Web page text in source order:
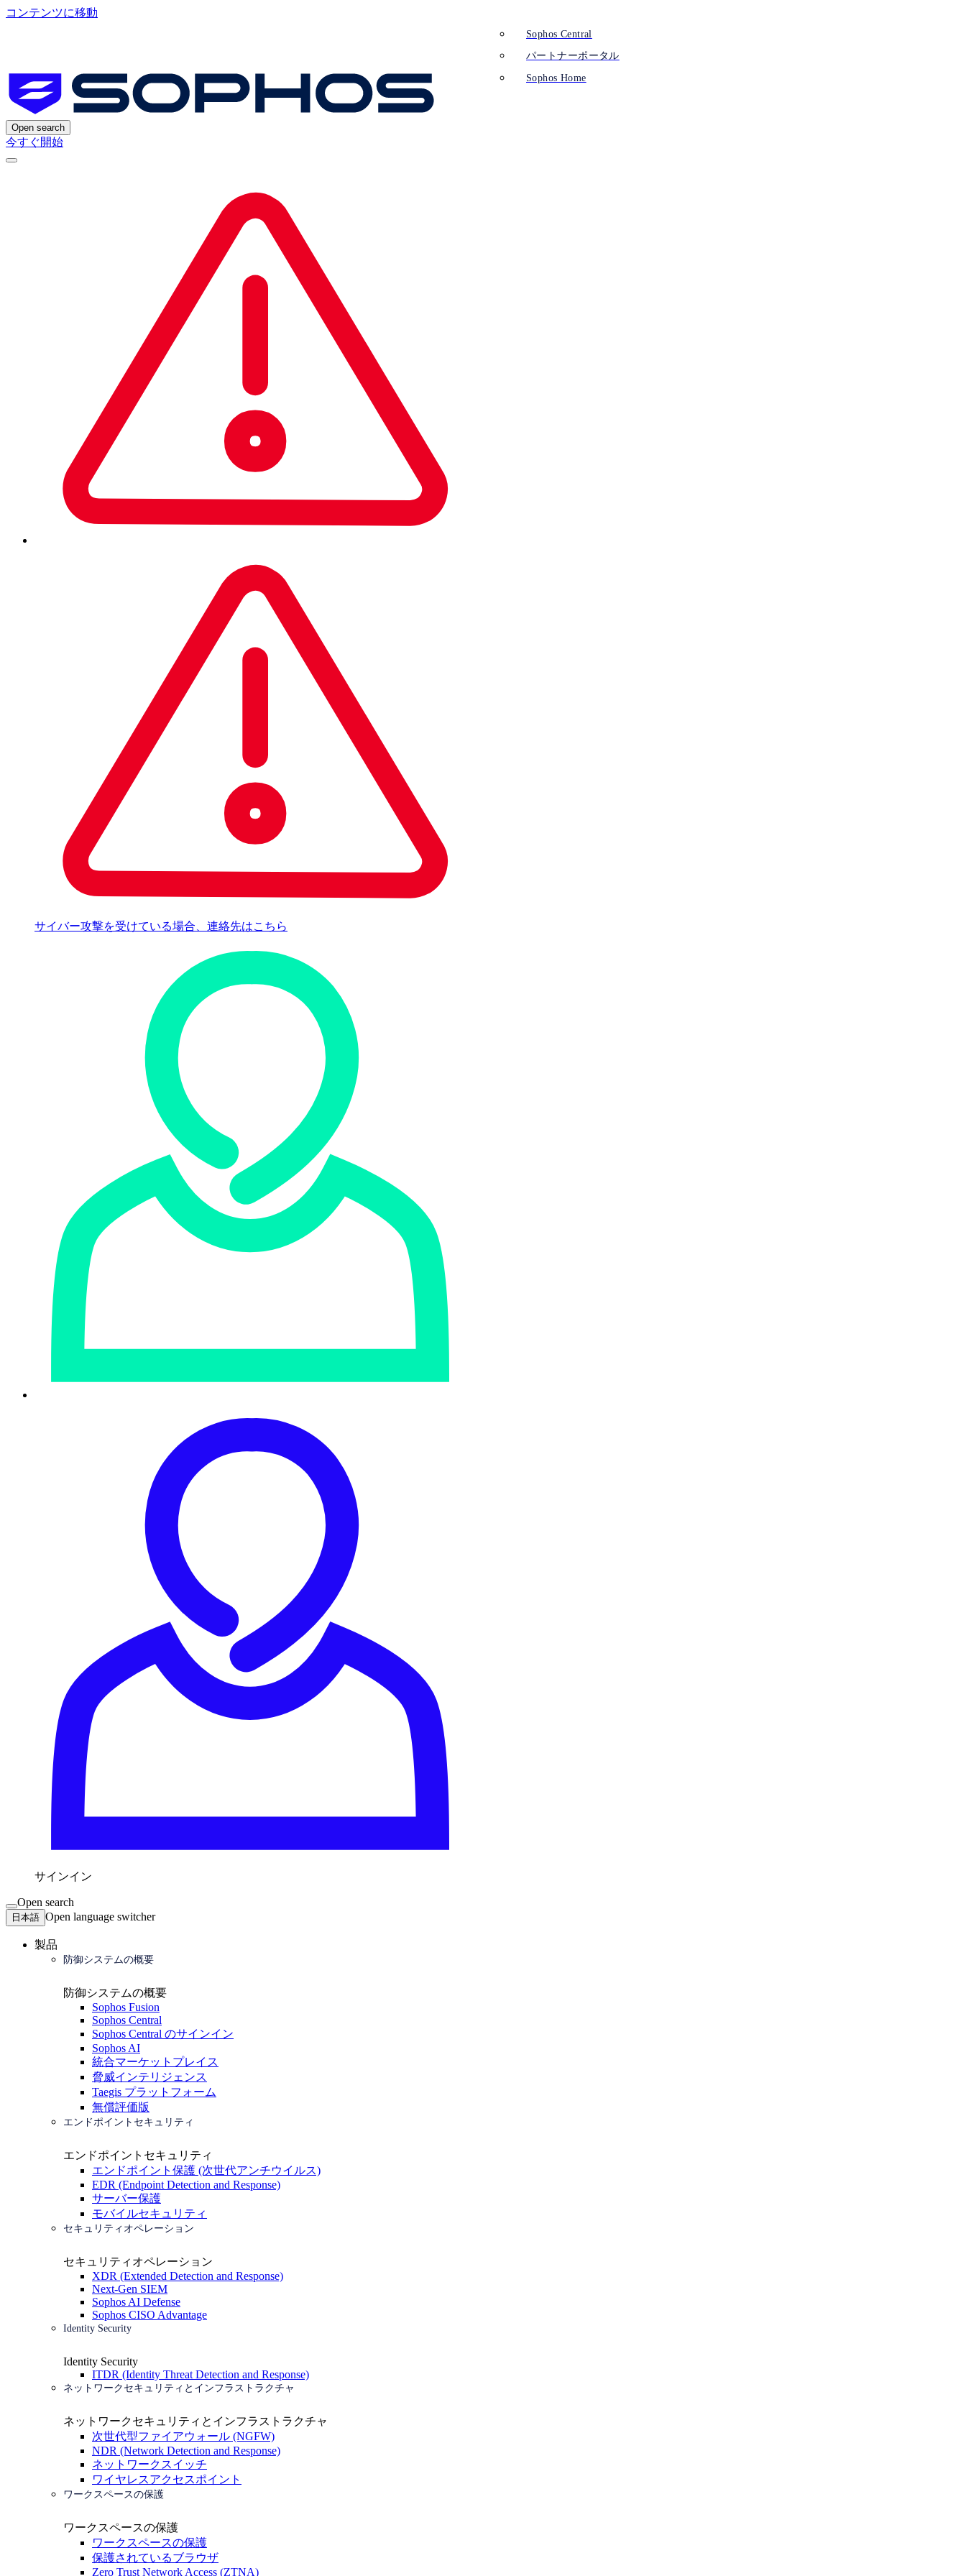
コンテンツに移動
Open search
今すぐ開始
サイバー攻撃を受けている場合、連絡先はこちら
サインイン
Sophos Central
パートナーポータル
Sophos Home
Open search
日本語 Open language switcher
製品
防御システムの概要
防御システムの概要
Sophos Fusion
Sophos Central
Sophos Central のサインイン
Sophos AI
統合マーケットプレイス
脅威インテリジェンス
Taegis プラットフォーム
無償評価版
エンドポイントセキュリティ
エンドポイントセキュリティ
エンドポイント保護 (次世代アンチウイルス)
EDR (Endpoint Detection and Response)
サーバー保護
モバイルセキュリティ
セキュリティオペレーション
セキュリティオペレーション
XDR (Extended Detection and Response)
Next-Gen SIEM
Sophos AI Defense
Sophos CISO Advantage
Identity Security
Identity Security
ITDR (Identity Threat Detection and Response)
ネットワークセキュリティとインフラストラクチャ
ネットワークセキュリティとインフラストラクチャ
次世代型ファイアウォール (NGFW)
NDR (Network Detection and Response)
ネットワークスイッチ
ワイヤレスアクセスポイント
ワークスペースの保護
ワークスペースの保護
ワークスペースの保護
保護されているブラウザ
Zero Trust Network Access (ZTNA)